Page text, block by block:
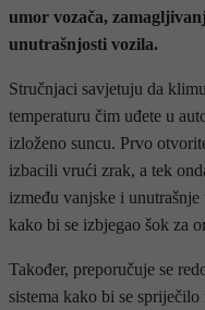
umor vozača,
unutrašnjosti vozila.
Stručnjaci savjetuju da
temperaturu čim uđete u
izloženo suncu. Prvo
izbacili vrući zrak, a tek
između vanjske i
kako bi se izbjegao šok za
Također, preporučuje se
sistema kako bi se